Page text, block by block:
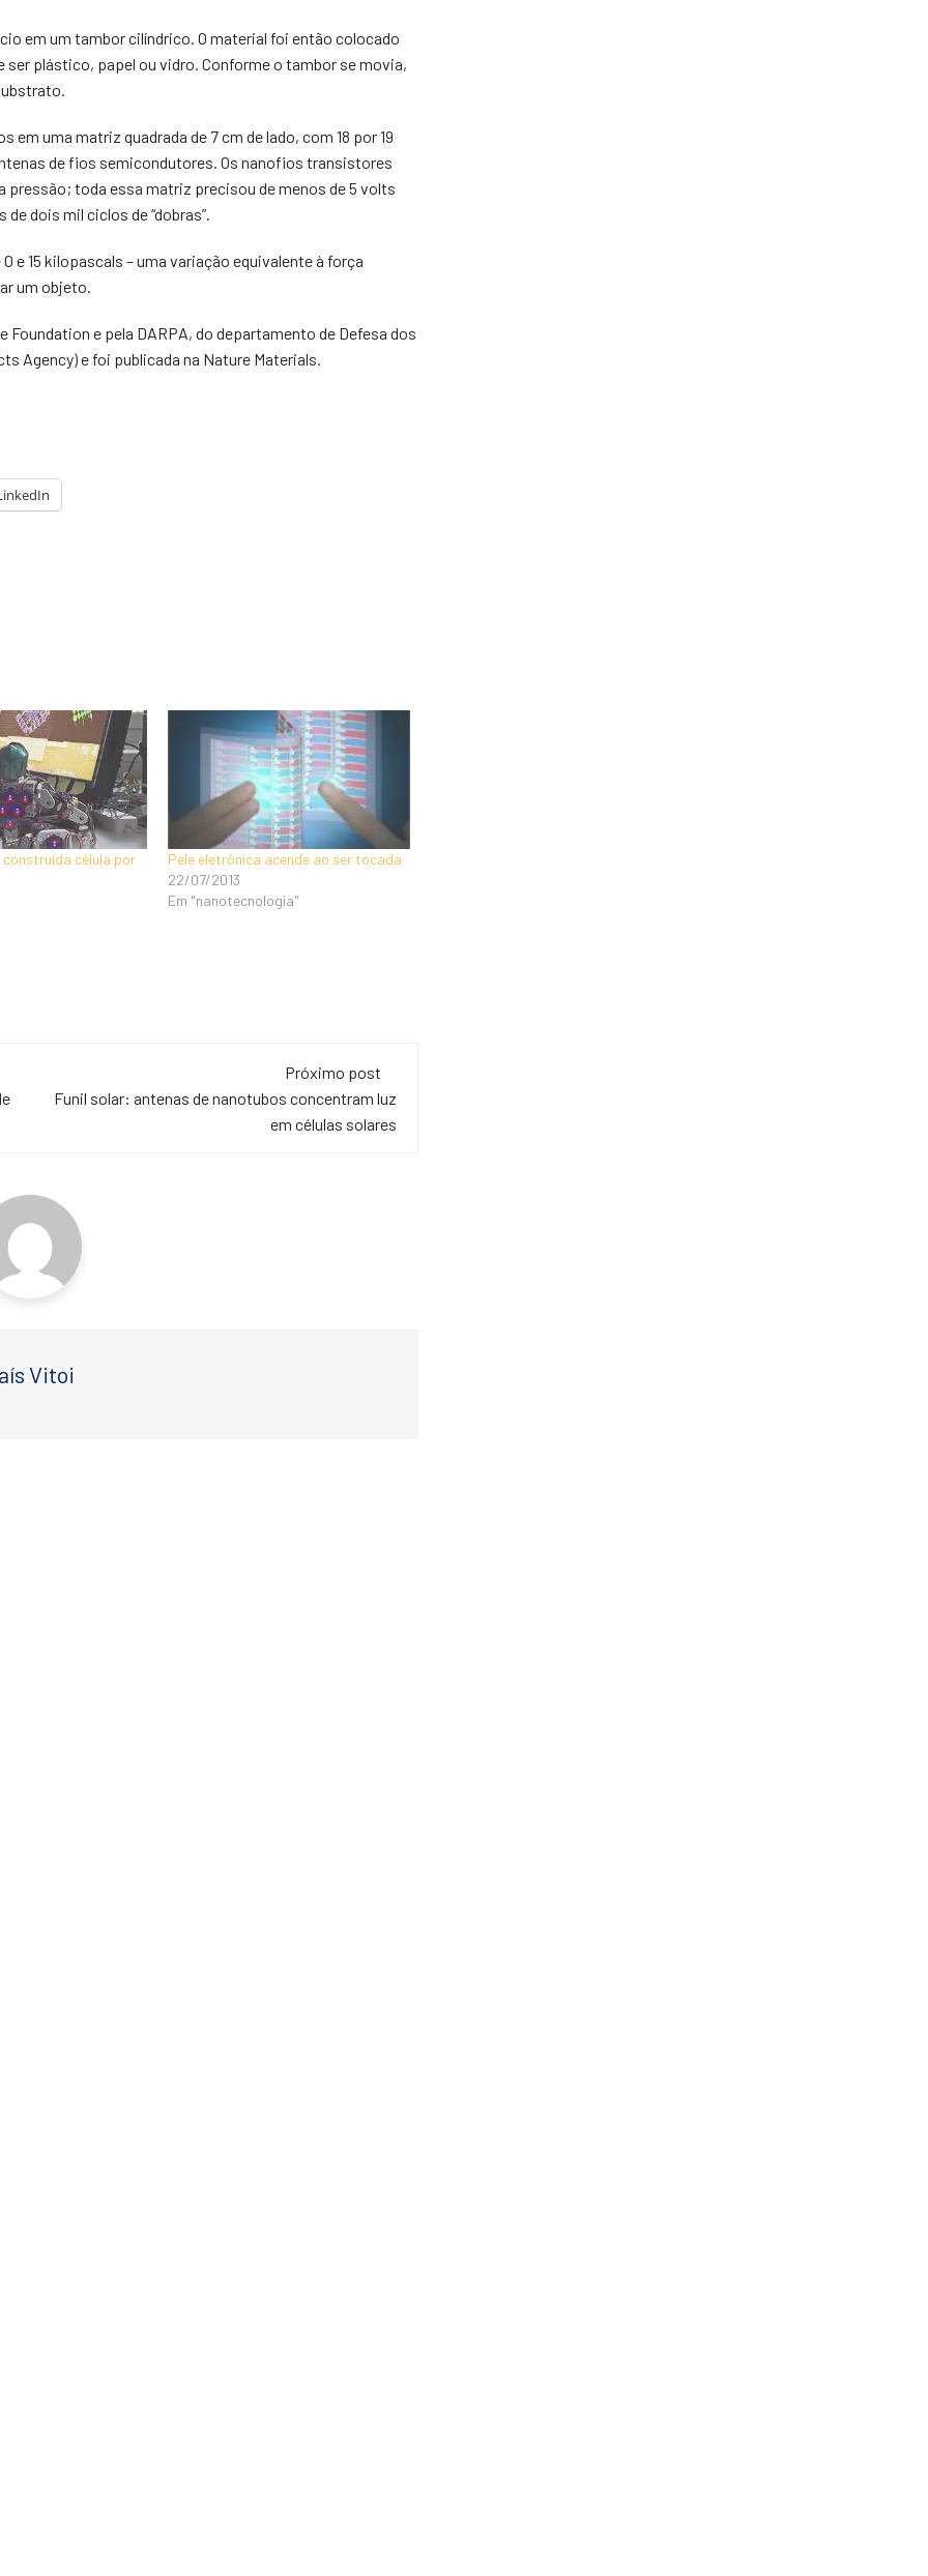
em um tambor cilíndrico. O material foi então colocado
plástico, papel ou vidro. Conforme o tambor se movia,
uma matriz quadrada de 7 cm de lado, com 18 por 19
de fios semicondutores. Os nanofios transistores
toda essa matriz precisou de menos de 5 volts
dois mil ciclos de “dobras”.
15 kilopascals – uma variação equivalente à força
um objeto.
e pela DARPA, do departamento de Defesa dos
Agency) e foi publicada na Nature Materials.
célula por
Pele eletrônica acende ao ser tocada
22/07/2013
Em "nanotecnologia"
Próximo post
Funil solar: antenas de nanotubos concentram luz
em células solares
Vitoi